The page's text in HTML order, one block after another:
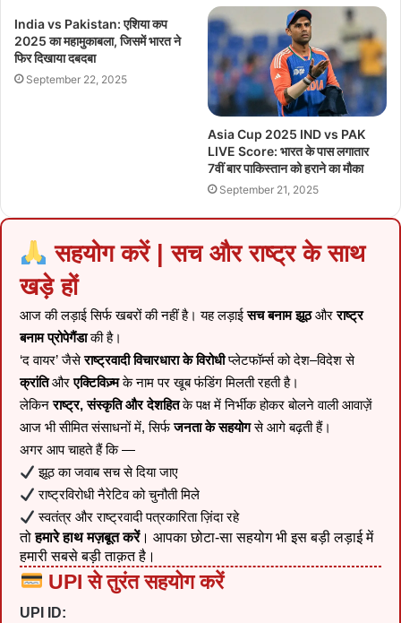
India vs Pakistan: एशिया कप
2025 का महामुकाबला, जिसमें भारत ने
फिर दिखाया दबदबा
September 22, 2025
Asia Cup 2025 IND vs PAK
LIVE Score: भारत के पास लगातार
7वीं बार पाकिस्तान को हराने का मौका
September 21, 2025
सहयोग करें | सच और राष्ट्र के साथ
खड़े हों
आज की लड़ाई सिर्फ खबरों की नहीं है। यह लड़ाईसच बनाम झूठऔरराष्ट्र
बनाम प्रोपेगैंडाकी है।
‘द वायर’ जैसेराष्ट्रवादी विचारधारा के विरोधीप्लेटफॉर्म्स को देश–विदेश से
क्रांतिऔरएक्टिविज़्मके नाम पर खूब फंडिंग मिलती रहती है।
लेकिनराष्ट्र, संस्कृति और देशहितके पक्ष में निर्भीक होकर बोलने वाली आवाज़ें
आज भी सीमित संसाधनों में, सिर्फजनता के सहयोगसे आगे बढ़ती हैं।
अगर आप चाहते हैं कि —
झूठ का जवाब सच से दिया जाए
राष्ट्रविरोधी नैरेटिव को चुनौती मिले
स्वतंत्र और राष्ट्रवादी पत्रकारिता ज़िंदा रहे
तोहमारे हाथ मज़बूत करें। आपका छोटा-सा सहयोग भी इस बड़ी लड़ाई में
हमारी सबसे बड़ी ताक़त है।
UPI से तुरंत सहयोग करें
UPI ID: